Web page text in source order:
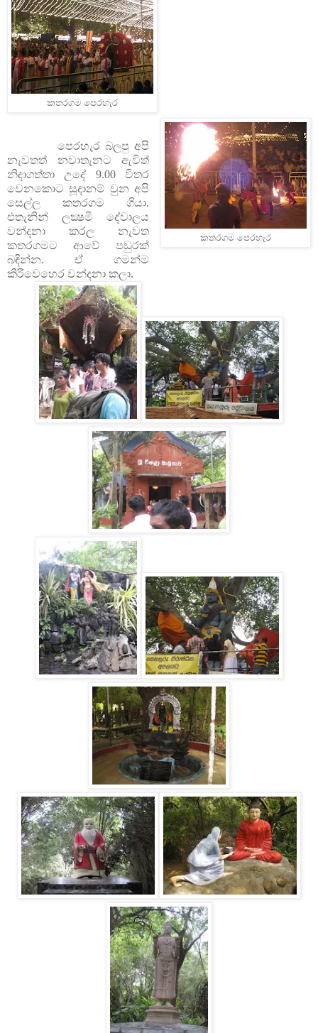
කතරගම පෙරහැර
කතරගම පෙරහැර
පෙරහැර බලපු අපි
නැවතත් නවාතැනට ඇවිත්
නිදාගත්තා උදේ 9.00 විතර
වෙනකොට සූදානම් වුන අපි
සෙල්ල කතරගම ගියා.
එතැනින් ලක්‍ෂමී දේවාලය
වන්දනා කරල නැවත
කතරගමට ආවේ පඬුරක්
බඳින්න. ඒ ගමන්ම
කිරිවෙහෙර වන්දනා කලා.